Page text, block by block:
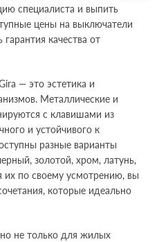
специалиста и выпить
цены на выключатели
качества от
— это эстетика и
Металлические и
с клавишами из
и устойчивого к
разные варианты
золотой, хром, латунь,
их по своему усмотрению, вы
которые идеально
не только для жилых